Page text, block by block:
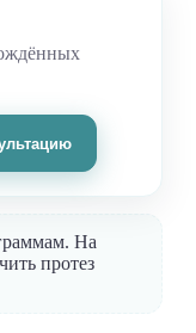
На
протез